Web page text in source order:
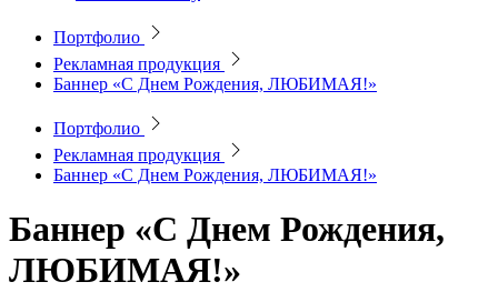
Портфолио
Рекламная продукция
Баннер «С Днем Рождения, ЛЮБИМАЯ!»
Портфолио
Рекламная продукция
Баннер «С Днем Рождения, ЛЮБИМАЯ!»
Баннер «С Днем Рождения,
ЛЮБИМАЯ!»